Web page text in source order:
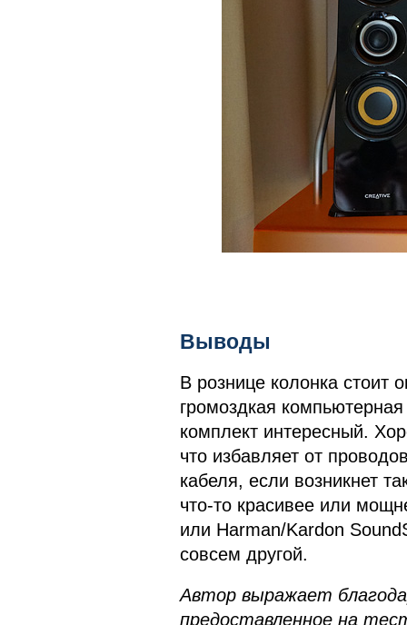
Выводы
В рознице колонка стоит
громоздкая
комплект интересный.
что избавляет от
кабеля, если возникнет
что-то красивее или
или Harman/Kardon
совсем другой.
Автор выражает
предоставленное на